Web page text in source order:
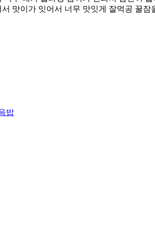
맛이가 잇어서 너무 맛잇게 잘먹공 꿀잠
밥